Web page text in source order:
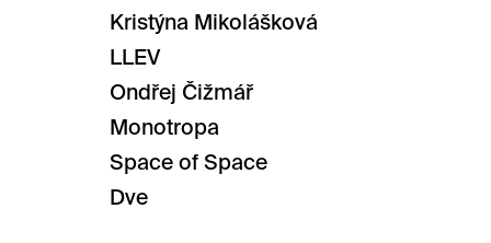
Kristýna Mikolášková
LLEV
Ondřej Čižmář
Monotropa
Space of Space
Dve